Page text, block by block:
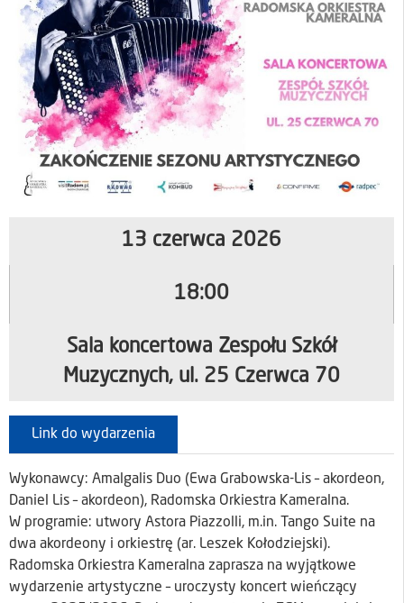
13 czerwca 2026
18:00
Sala koncertowa Zespołu Szkół
Muzycznych, ul. 25 Czerwca 70
Link do wydarzenia
Wykonawcy: Amalgalis Duo (Ewa Grabowska-Lis – akordeon,
Daniel Lis – akordeon), Radomska Orkiestra Kameralna.
W programie: utwory Astora Piazzolli, m.in. Tango Suite na
dwa akordeony i orkiestrę (ar. Leszek Kołodziejski).
Radomska Orkiestra Kameralna zaprasza na wyjątkowe
wydarzenie artystyczne – uroczysty koncert wieńczący